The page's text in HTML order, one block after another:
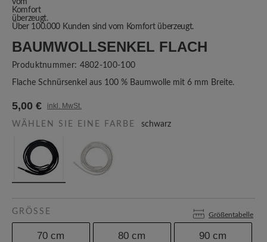
Über 100.000 Kunden sind vom Komfort überzeugt.
BAUMWOLLSENKEL FLACH
Produktnummer: 4802-100-100
Flache Schnürsenkel aus 100 % Baumwolle mit 6 mm Breite.
5,00 € inkl. MwSt.
WÄHLEN SIE EINE FARBE schwarz
GRÖSSE Größentabelle
70 cm 80 cm 90 cm